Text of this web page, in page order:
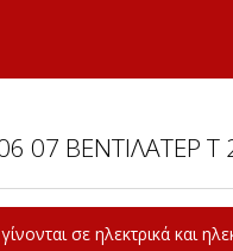
07 ΒΕΝΤΙΛΑΤΕΡ T
σε ηλεκτρικά και